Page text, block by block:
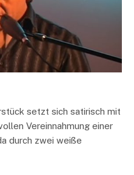
setzt sich satirisch mit
Vereinnahmung einer
durch zwei weiße